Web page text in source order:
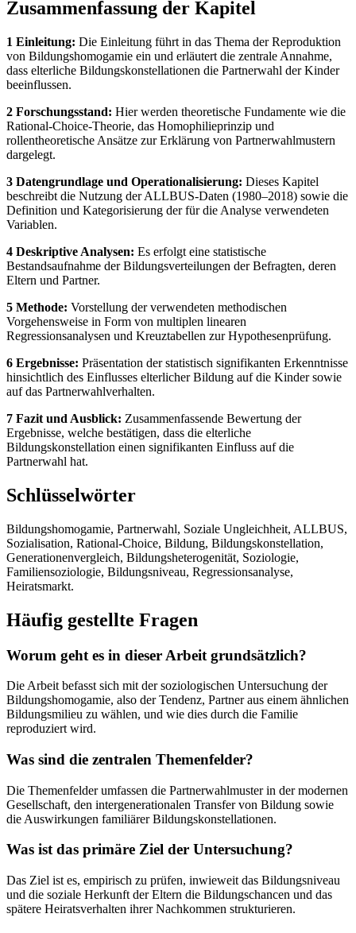
Zusammenfassung der Kapitel
1 Einleitung: Die Einleitung führt in das Thema der Reproduktion
von Bildungshomogamie ein und erläutert die zentrale Annahme,
dass elterliche Bildungskonstellationen die Partnerwahl der Kinder
beeinflussen.
2 Forschungsstand: Hier werden theoretische Fundamente wie die
Rational-Choice-Theorie, das Homophilieprinzip und
rollentheoretische Ansätze zur Erklärung von Partnerwahlmustern
dargelegt.
3 Datengrundlage und Operationalisierung: Dieses Kapitel
beschreibt die Nutzung der ALLBUS-Daten (1980–2018) sowie die
Definition und Kategorisierung der für die Analyse verwendeten
Variablen.
4 Deskriptive Analysen: Es erfolgt eine statistische
Bestandsaufnahme der Bildungsverteilungen der Befragten, deren
Eltern und Partner.
5 Methode: Vorstellung der verwendeten methodischen
Vorgehensweise in Form von multiplen linearen
Regressionsanalysen und Kreuztabellen zur Hypothesenprüfung.
6 Ergebnisse: Präsentation der statistisch signifikanten Erkenntnisse
hinsichtlich des Einflusses elterlicher Bildung auf die Kinder sowie
auf das Partnerwahlverhalten.
7 Fazit und Ausblick: Zusammenfassende Bewertung der
Ergebnisse, welche bestätigen, dass die elterliche
Bildungskonstellation einen signifikanten Einfluss auf die
Partnerwahl hat.
Schlüsselwörter
Bildungshomogamie, Partnerwahl, Soziale Ungleichheit, ALLBUS,
Sozialisation, Rational-Choice, Bildung, Bildungskonstellation,
Generationenvergleich, Bildungsheterogenität, Soziologie,
Familiensoziologie, Bildungsniveau, Regressionsanalyse,
Heiratsmarkt.
Häufig gestellte Fragen
Worum geht es in dieser Arbeit grundsätzlich?
Die Arbeit befasst sich mit der soziologischen Untersuchung der
Bildungshomogamie, also der Tendenz, Partner aus einem ähnlichen
Bildungsmilieu zu wählen, und wie dies durch die Familie
reproduziert wird.
Was sind die zentralen Themenfelder?
Die Themenfelder umfassen die Partnerwahlmuster in der modernen
Gesellschaft, den intergenerationalen Transfer von Bildung sowie
die Auswirkungen familiärer Bildungskonstellationen.
Was ist das primäre Ziel der Untersuchung?
Das Ziel ist es, empirisch zu prüfen, inwieweit das Bildungsniveau
und die soziale Herkunft der Eltern die Bildungschancen und das
spätere Heiratsverhalten ihrer Nachkommen strukturieren.